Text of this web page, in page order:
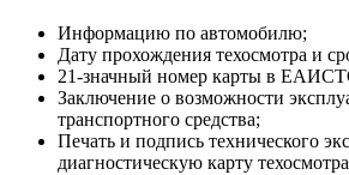
Информацию по автомобилю;
Дату прохождения техосмотра и
21-значный номер карты в
Заключение о возможности
транспортного средства;
Печать и подпись технического
диагностическую карту